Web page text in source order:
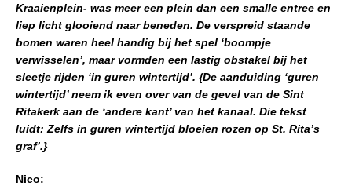
Kraaienplein- was meer een plein dan een smalle entree en
liep licht glooiend naar beneden. De verspreid staande
bomen waren heel handig bij het spel ‘boompje
verwisselen’, maar vormden een lastig obstakel bij het
sleetje rijden ‘in guren wintertijd’. {De aanduiding ‘guren
wintertijd’ neem ik even over van de gevel van de Sint
Ritakerk aan de ‘andere kant’ van het kanaal. Die tekst
luidt: Zelfs in guren wintertijd bloeien rozen op St. Rita’s
graf’.}
Nico: